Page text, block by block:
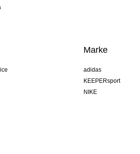
Marke
adidas
KEEPERsport
NIKE